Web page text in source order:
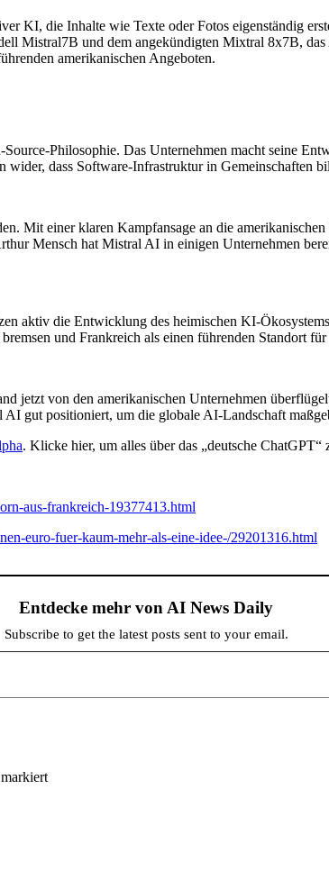
KI, die Inhalte wie Texte oder Fotos eigenständig
Mistral7B und dem angekündigten Mixtral 8x7B,
amerikanischen Angeboten.
Philosophie. Das Unternehmen macht seine
dass Software-Infrastruktur in Gemeinschaften
Mit einer klaren Kampfansage an die
Mensch hat Mistral AI in einigen Unternehmen
aktiv die Entwicklung des heimischen KI-
und Frankreich als einen führenden Standort
jetzt von den amerikanischen Unternehmen
gut positioniert, um die globale AI-Landschaft
. Klicke hier, um alles über das „deutsche ChatGPT“
aus-frankreich-19377413.html
euro-fuer-kaum-mehr-als-eine-idee-/29201316.html
Entdecke mehr von AI News Daily
Subscribe to get the latest posts sent to your email.
markiert